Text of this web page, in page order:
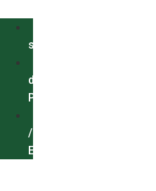
somos
de
Privacidade
/
Expediente